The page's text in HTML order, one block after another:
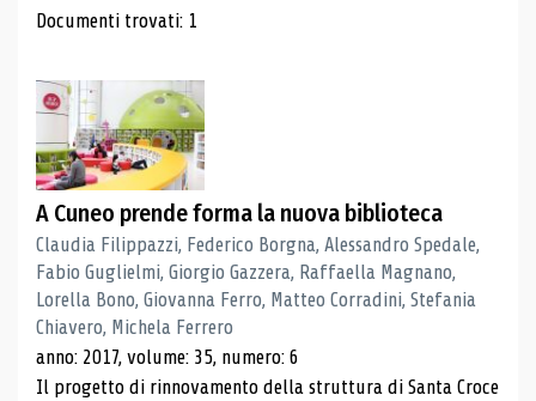
Risultati di ricerca
Documenti trovati: 1
A Cuneo prende forma la nuova biblioteca
Claudia Filippazzi, Federico Borgna, Alessandro Spedale,
Fabio Guglielmi, Giorgio Gazzera, Raffaella Magnano,
Lorella Bono, Giovanna Ferro, Matteo Corradini, Stefania
Chiavero, Michela Ferrero
anno: 2017, volume: 35, numero: 6
Il progetto di rinnovamento della struttura di Santa Croce